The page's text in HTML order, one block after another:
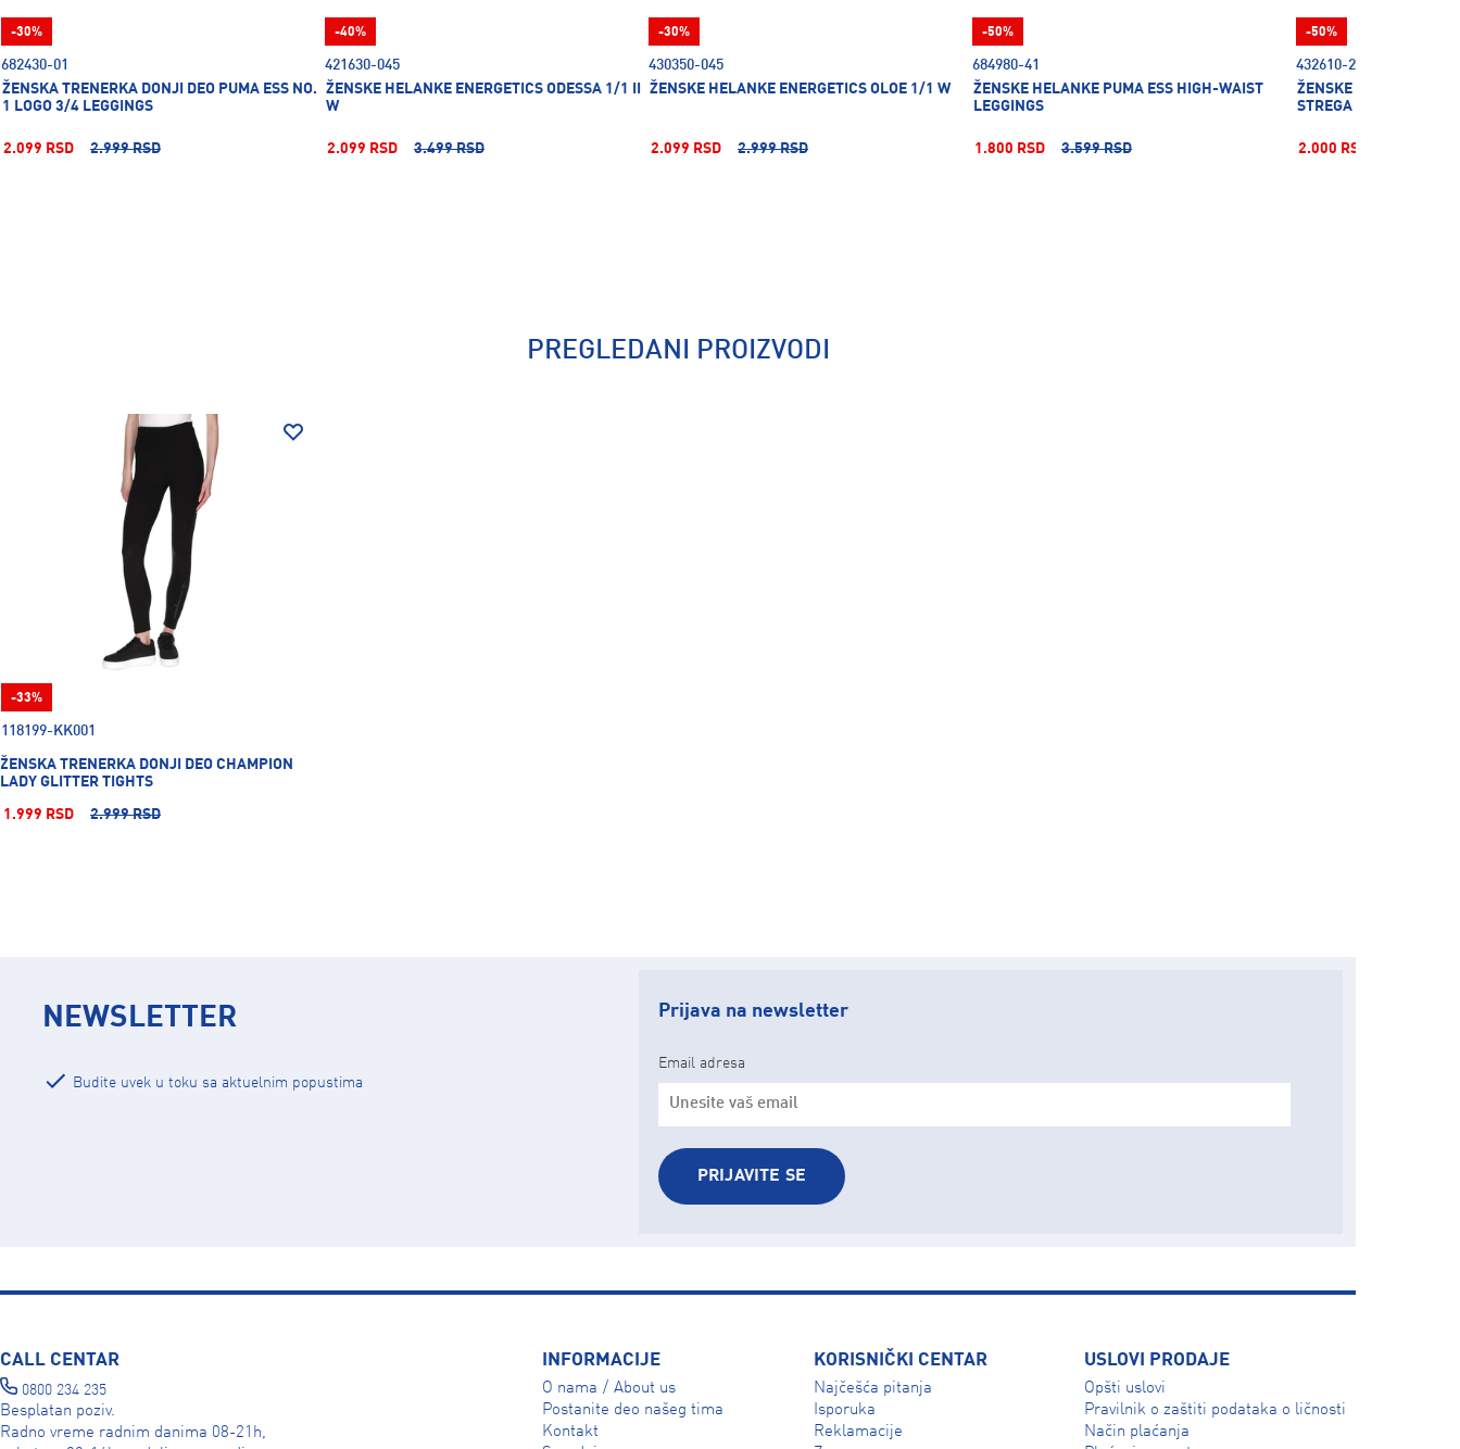
682430-01
ŽENSKA TRENERKA DONJI DEO PUMA ESS NO.
1 LOGO 3/4 LEGGINGS
2.099 RSD 2.999 RSD
-30%
421630-045
ŽENSKE HELANKE ENERGETICS ODESSA 1/1 II
W
2.099 RSD 3.499 RSD
-40%
430350-045
ŽENSKE HELANKE ENERGETICS OLOE 1/1 W
2.099 RSD 2.999 RSD
-30%
684980-41
ŽENSKE HELANKE PUMA ESS HIGH-WAIST
LEGGINGS
1.800 RSD 3.599 RSD
-50%
432610-298
ŽENSKE HELANKE ZA
STREGA 1/1 W0
2.000 RSD
-50%
PREGLEDANI PROIZVODI
118199-KK001
ŽENSKA TRENERKA DONJI DEO CHAMPION
LADY GLITTER TIGHTS
1.999 RSD 2.999 RSD
-33%
NEWSLETTER
Budite uvek u toku sa aktuelnim popustima
Prijava na newsletter
Email adresa
PRIJAVITE SE
CALL CENTAR
0800 234 235
Besplatan poziv.
Radno vreme radnim danima 08-21h,
INFORMACIJE
O nama / About us
Postanite deo našeg tima
Kontakt
KORISNIČKI CENTAR
Najčešća pitanja
Isporuka
Reklamacije
USLOVI PRODAJE
Opšti uslovi
Pravilnik o zaštiti podataka o ličnosti
Način plaćanja